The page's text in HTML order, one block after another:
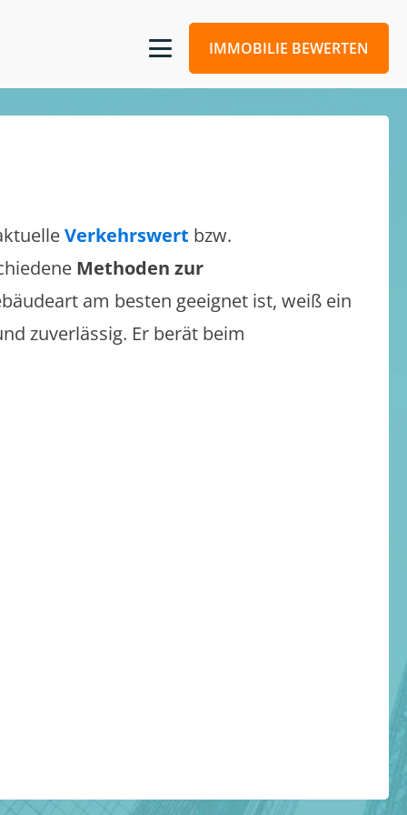
IMMOBILIE BEWERTEN
Verkehrswert bzw.
Methoden zur
am besten geeignet ist, weiß ein
zuverlässig. Er berät beim